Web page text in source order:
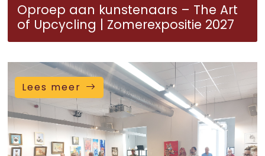
Oproep aan kunstenaars – The Art
of Upcycling | Zomerexpositie 2027
Lees meer